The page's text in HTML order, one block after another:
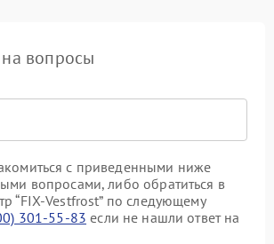
на вопросы
с приведенными ниже
вопросами, либо обратиться в
“FIX-Vestfrost” по следующему
301-55-83 если не нашли ответ на